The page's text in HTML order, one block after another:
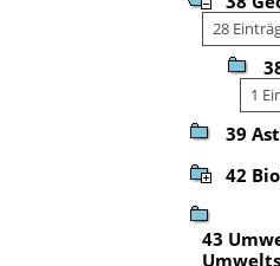
28
1
39
42
43